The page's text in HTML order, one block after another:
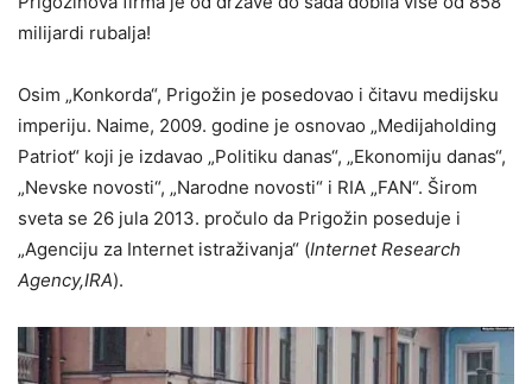
milijardi rubalja!
Osim „Konkorda“, Prigožin je posedovao i čitavu medijsku
imperiju. Naime, 2009. godine je osnovao „Medijaholding
Patriot“ koji je izdavao „Politiku danas“, „Ekonomiju danas“,
„Nevske novosti“, „Narodne novosti“ i RIA „FAN“. Širom
sveta se 26 jula 2013. pročulo da Prigožin poseduje i
„Agenciju za Internet istraživanja“ (Internet Research
Agency,IRA).